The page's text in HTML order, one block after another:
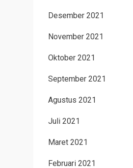
Desember 2021
November 2021
Oktober 2021
September 2021
Agustus 2021
Juli 2021
Maret 2021
Februari 2021